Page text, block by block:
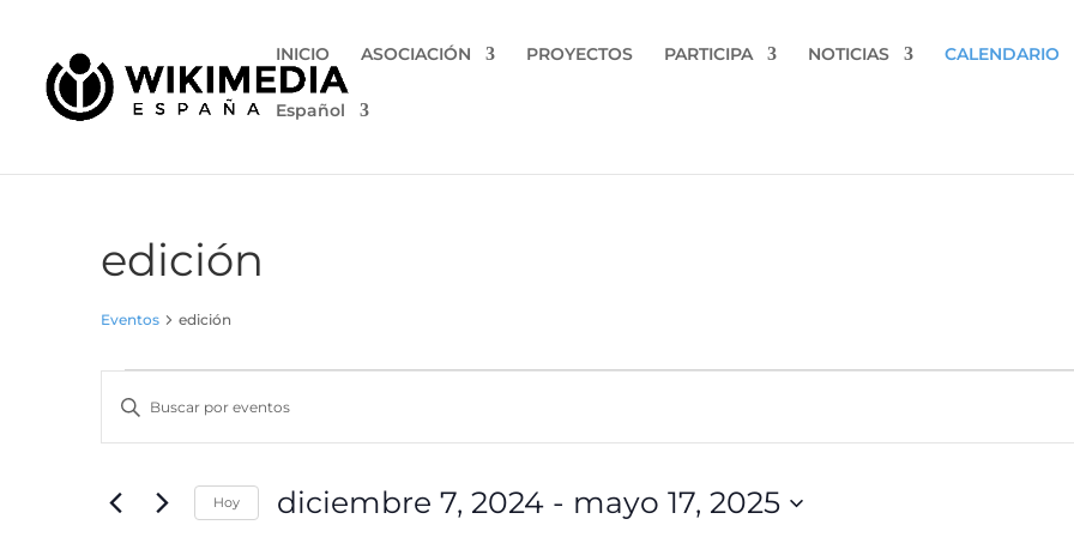
INICIO ASOCIACIÓN PROYECTOS PARTICIPA NOTICIAS CALENDARIO
Español
edición
Eventos edición
Eventos
de
búsqueda
vistas
Introduce
Busca
Hoy diciembre 7, 2024 - mayo 17, 2025